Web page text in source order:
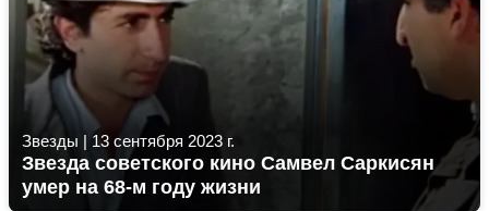
Звезды | 13 сентября 2023 г.
Звезда советского кино Самвел Саркисян
умер на 68-м году жизни